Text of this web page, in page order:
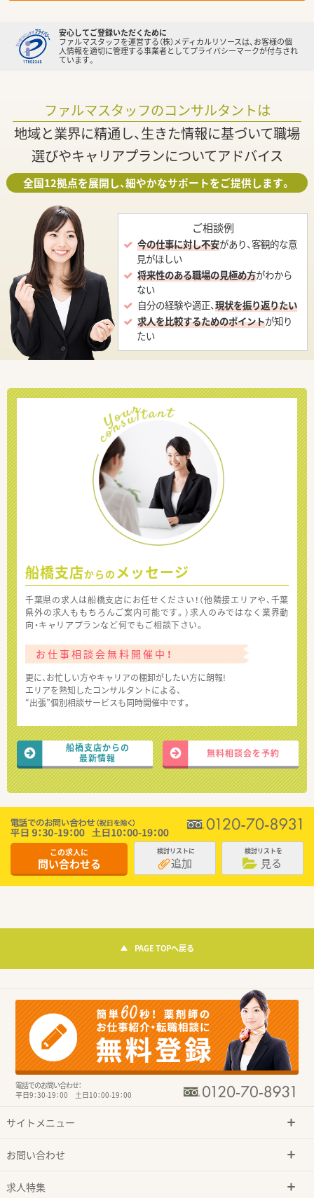
安心してご登録いただくために
ファルマスタッフを運営する（株）メディカルリソースは、お客様の個
人情報を適切に管理する事業者としてプライバシーマークが付与され
ています。
ファルマスタッフのコンサルタントは
地域と業界に精通し、生きた情報に基づいて職場
選びやキャリアプランについてアドバイス
全国12拠点を展開し、細やかなサポートをご提供します。
ご相談例
今の仕事に対し不安があり、客観的な意
見がほしい
将来性のある職場の見極め方がわから
ない
自分の経験や適正、現状を振り返りたい
求人を比較するためのポイントが知り
たい
船橋支店からの メッセージ
千葉県の求人は船橋支店にお任せください！（他隣接エリアや、千葉
県外の求人ももちろんご案内可能です。）求人のみではなく業界動
向・キャリアプランなど何でもご相談下さい。
お仕事相談会無料開催中！
更に、お忙しい方やキャリアの棚卸がしたい方に朗報!
エリアを熟知したコンサルタントによる、
“出張”個別相談サービスも同時開催中です。
船橋支店からの
最新情報
無料相談会を予約
この求人に
問い合わせる
検討リストに
追加
検討リストを
見る
PAGE TOPへ戻る
電話でのお問い合わせ：
平日9：30-19：00 土日10：00-19：00
サイトメニュー
お問い合わせ
求人特集